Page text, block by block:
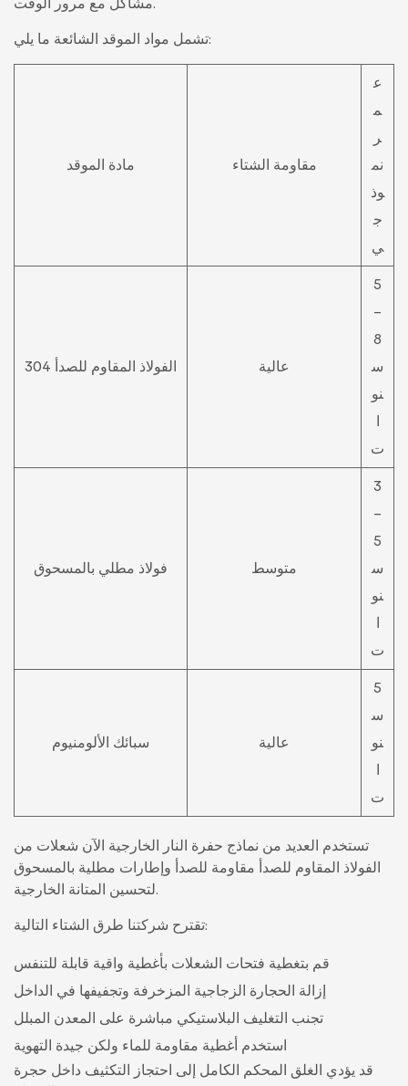
مشاكل مع مرور الوقت.
تشمل مواد الموقد الشائعة ما يلي:
مادة الموقد مقاومة الشتاء
ع
م
ر
نم
وذ
ج
ي
الفولاذ المقاوم للصدأ 304 عالية
5
-
8
س
نو
ت
فولاذ مطلي بالمسحوق متوسط
3
-
5
س
نو
ت
سبائك الألومنيوم عالية
5
س
نو
ت
تستخدم العديد من نماذج حفرة النار الخارجية الآن شعلات من
الفولاذ المقاوم للصدأ مقاومة للصدأ وإطارات مطلية بالمسحوق
لتحسين المتانة الخارجية.
تقترح شركتنا طرق الشتاء التالية:
قم بتغطية فتحات الشعلات بأغطية واقية قابلة للتنفس
إزالة الحجارة الزجاجية المزخرفة وتجفيفها في الداخل
تجنب التغليف البلاستيكي مباشرة على المعدن المبلل
استخدم أغطية مقاومة للماء ولكن جيدة التهوية
قد يؤدي الغلق المحكم الكامل إلى احتجاز التكثيف داخل حجرة